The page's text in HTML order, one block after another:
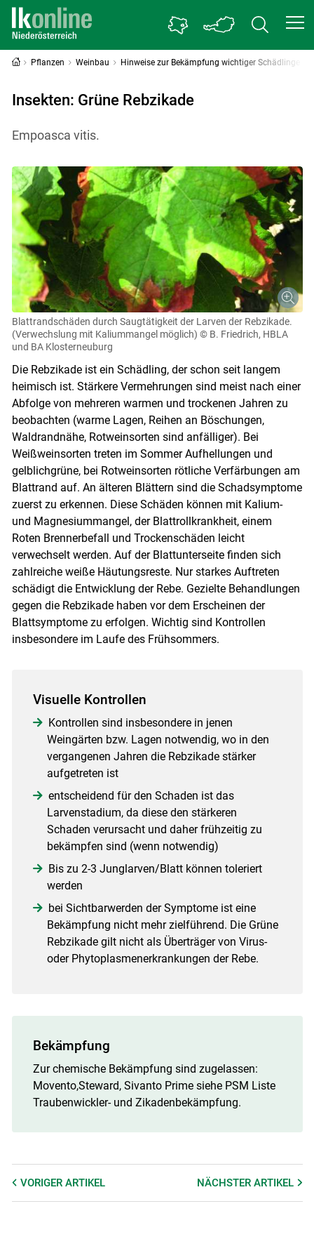
Skip to main content
Pflanzen Weinbau Hinweise zur Bekämpfung wichtiger Schädlinge
Insekten: Grüne Rebzikade
Empoasca vitis.
Blattrandschäden durch Saugtätigkeit der Larven der Rebzikade.
(Verwechslung mit Kaliummangel möglich) © B. Friedrich, HBLA
und BA Klosterneuburg
Die Rebzikade ist ein Schädling, der schon seit langem
heimisch ist. Stärkere Vermehrungen sind meist nach einer
Abfolge von mehreren warmen und trockenen Jahren zu
beobachten (warme Lagen, Reihen an Böschungen,
Waldrandnähe, Rotweinsorten sind anfälliger). Bei
Weißweinsorten treten im Sommer Aufhellungen und
gelblichgrüne, bei Rotweinsorten rötliche Verfärbungen am
Blattrand auf. An älteren Blättern sind die Schadsymptome
zuerst zu erkennen. Diese Schäden können mit Kalium-
und Magnesiummangel, der Blattrollkrankheit, einem
Roten Brennerbefall und Trockenschäden leicht
verwechselt werden. Auf der Blattunterseite finden sich
zahlreiche weiße Häutungsreste. Nur starkes Auftreten
schädigt die Entwicklung der Rebe. Gezielte Behandlungen
gegen die Rebzikade haben vor dem Erscheinen der
Blattsymptome zu erfolgen. Wichtig sind Kontrollen
insbesondere im Laufe des Frühsommers.
Visuelle Kontrollen
Kontrollen sind insbesondere in jenen
Weingärten bzw. Lagen notwendig, wo in den
vergangenen Jahren die Rebzikade stärker
aufgetreten ist
entscheidend für den Schaden ist das
Larvenstadium, da diese den stärkeren
Schaden verursacht und daher frühzeitig zu
bekämpfen sind (wenn notwendig)
Bis zu 2-3 Junglarven/Blatt können toleriert
werden
bei Sichtbarwerden der Symptome ist eine
Bekämpfung nicht mehr zielführend. Die Grüne
Rebzikade gilt nicht als Überträger von Virus-
oder Phytoplasmenerkrankungen der Rebe.
Bekämpfung
Zur chemische Bekämpfung sind zugelassen:
Movento,Steward, Sivanto Prime siehe PSM Liste
Traubenwickler- und Zikadenbekämpfung.
VORIGER ARTIKEL NÄCHSTERARTIKEL